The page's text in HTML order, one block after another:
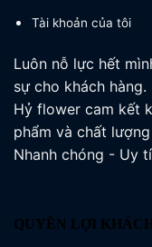
Tài khoản của tôi
Luôn nỗ lực hết
sự cho khách hàng.
Hỷ flower cam kết
phẩm và chất
Nhanh chóng - Uy
QUYỀN LỢI